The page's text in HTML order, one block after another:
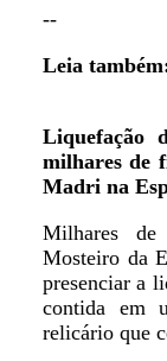
--
Leia
Liquefação
milhares de
Madri na
Milhares
Mosteiro da
presenciar a
contida em
relicário que